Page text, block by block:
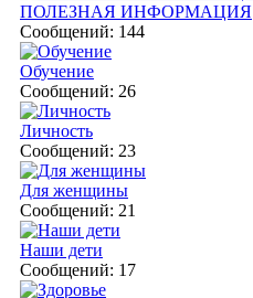
ПОЛЕЗНАЯ ИНФОРМАЦИЯ
Сообщений: 144
Обучение
Сообщений: 26
Личность
Сообщений: 23
Для женщины
Сообщений: 21
Наши дети
Сообщений: 17